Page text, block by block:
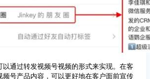
以通过转发视频号视频的形式来实现。在客
频号产品内容，可以更好地在客户面前宣传